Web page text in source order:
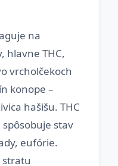
na
hlavne THC,
vrcholčekoch
konope –
hašišu. THC
stav
eufórie.
stratu